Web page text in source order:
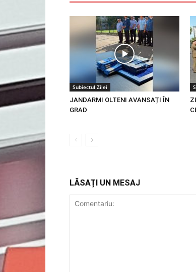
Subiectul Zilei
JANDARMI OLTENI AVANSAȚI ÎN
GRAD
LĂSAȚI UN MESAJ